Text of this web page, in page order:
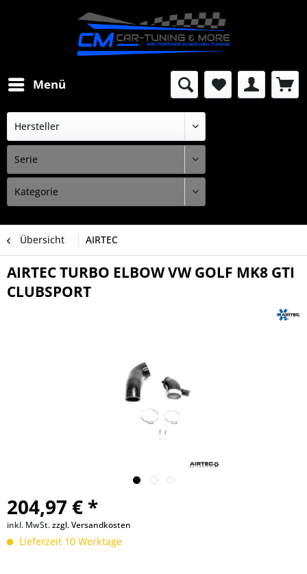
Menü
Übersicht AIRTEC
AIRTEC TURBO ELBOW VW GOLF MK8 GTI
CLUBSPORT
204,97 € *
inkl. MwSt.zzgl. Versandkosten
Lieferzeit 10 Werktage